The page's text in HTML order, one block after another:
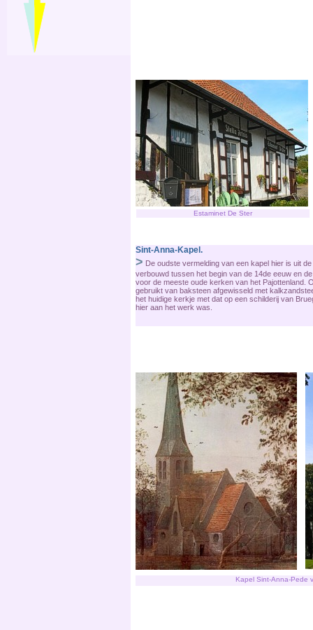
Estaminet De Ster
Kapel Sint-Anna-Pede
Sint-Anna-Kapel.
> De oudste vermelding van een kapel hier is uit
verbouwd tussen het begin van de 14de eeuw en
voor de meeste oude kerken van het Pajottenland.
gebruikt van baksteen afgewisseld met
het huidige kerkje met dat op een schilderij van
hier aan het werk was.